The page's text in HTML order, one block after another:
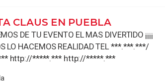
CLAUS EN PUEBLA
DE TU EVENTO EL MAS DIVERTIDO ¡¡¡¡
LO HACEMOS REALIDAD TEL ***.***.***/
http://*****.*** http://*****.***